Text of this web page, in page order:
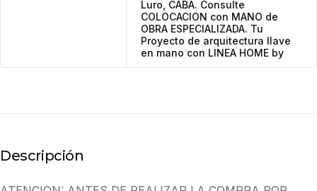
Luro, CABA. Consulte
COLOCACION con MANO de
OBRA ESPECIALIZADA. Tu
Proyecto de arquitectura llave
en mano con LINEA HOME by
Descripción